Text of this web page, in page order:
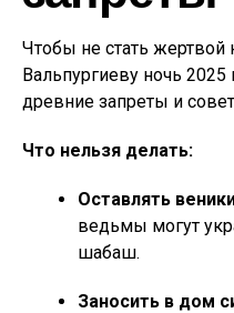
Чтобы не стать жертвой
Вальпургиеву ночь
древние запреты и
Что нельзя делать:
Оставлять
ведьмы могут
шабаш.
Заносить в дом